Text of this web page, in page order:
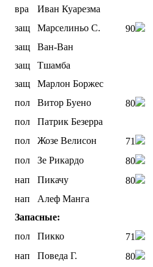
вра
Иван Куарезма
защ
Марселиньо С. 90
защ
Ван-Ван
защ
Тшамба
защ
Марлон Боржес
пол
Витор Буено
80
пол
Патрик Безерра
пол
Жозе Велисон
71
пол
Зе Рикардо
80
нап
Пикачу
80
нап
Алеф Манга
Запасные:
пол
Пикко
71
нап
Поведа Г.
80